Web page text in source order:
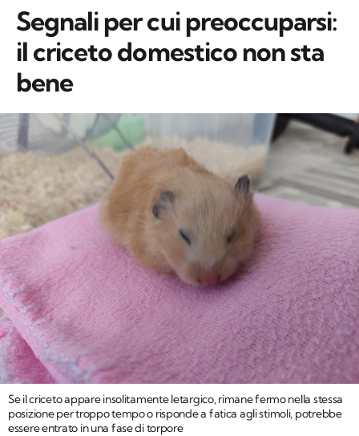
Segnali per cui preoccuparsi:
il criceto domestico non sta
bene
Se il criceto appare insolitamente letargico, rimane fermo nella stessa
posizione per troppo tempo o risponde a fatica agli stimoli, potrebbe
essere entrato in una fase di torpore